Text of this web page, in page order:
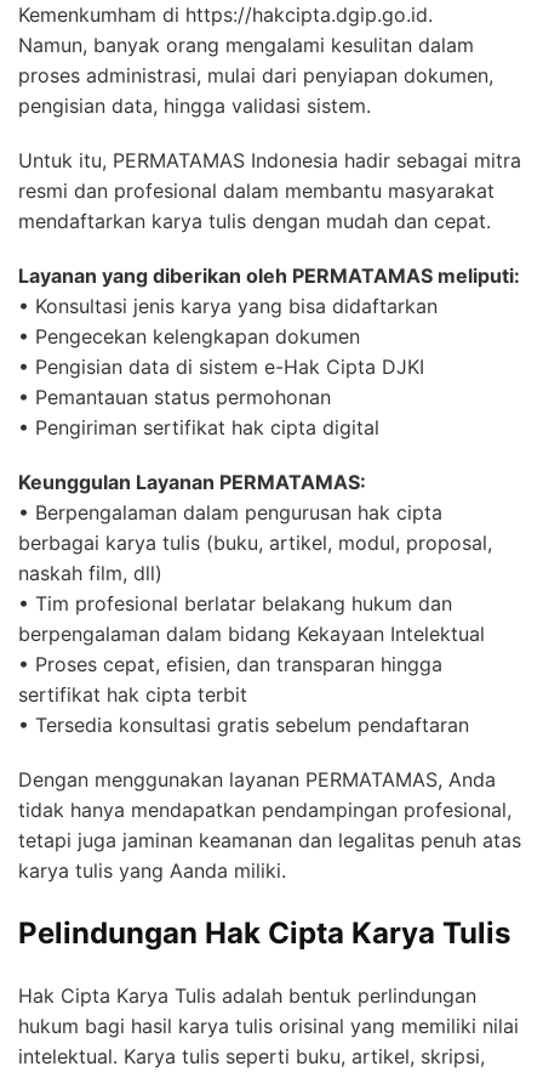
Kemenkumham di https://hakcipta.dgip.go.id.
Namun, banyak orang mengalami kesulitan dalam
proses administrasi, mulai dari penyiapan dokumen,
pengisian data, hingga validasi sistem.
Untuk itu, PERMATAMAS Indonesia hadir sebagai mitra
resmi dan profesional dalam membantu masyarakat
mendaftarkan karya tulis dengan mudah dan cepat.
Layanan yang diberikan oleh PERMATAMAS meliputi:
• Konsultasi jenis karya yang bisa didaftarkan
• Pengecekan kelengkapan dokumen
• Pengisian data di sistem e-Hak Cipta DJKI
• Pemantauan status permohonan
• Pengiriman sertifikat hak cipta digital
Keunggulan Layanan PERMATAMAS:
• Berpengalaman dalam pengurusan hak cipta
berbagai karya tulis (buku, artikel, modul, proposal,
naskah film, dll)
• Tim profesional berlatar belakang hukum dan
berpengalaman dalam bidang Kekayaan Intelektual
• Proses cepat, efisien, dan transparan hingga
sertifikat hak cipta terbit
• Tersedia konsultasi gratis sebelum pendaftaran
Dengan menggunakan layanan PERMATAMAS, Anda
tidak hanya mendapatkan pendampingan profesional,
tetapi juga jaminan keamanan dan legalitas penuh atas
karya tulis yang Aanda miliki.
Pelindungan Hak Cipta Karya Tulis
Hak Cipta Karya Tulis adalah bentuk perlindungan
hukum bagi hasil karya tulis orisinal yang memiliki nilai
intelektual. Karya tulis seperti buku, artikel, skripsi,